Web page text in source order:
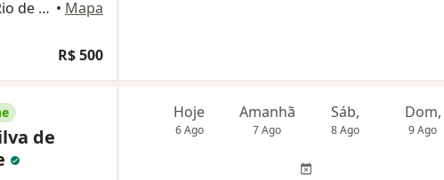
Rua Dias da Cruz, 148 - sala 503, Rio de Janeiro • Mapa
R$ 500
de
Hoje
6 Ago
Amanhã
7 Ago
Sáb,
8 Ago
Dom,
9 Ago